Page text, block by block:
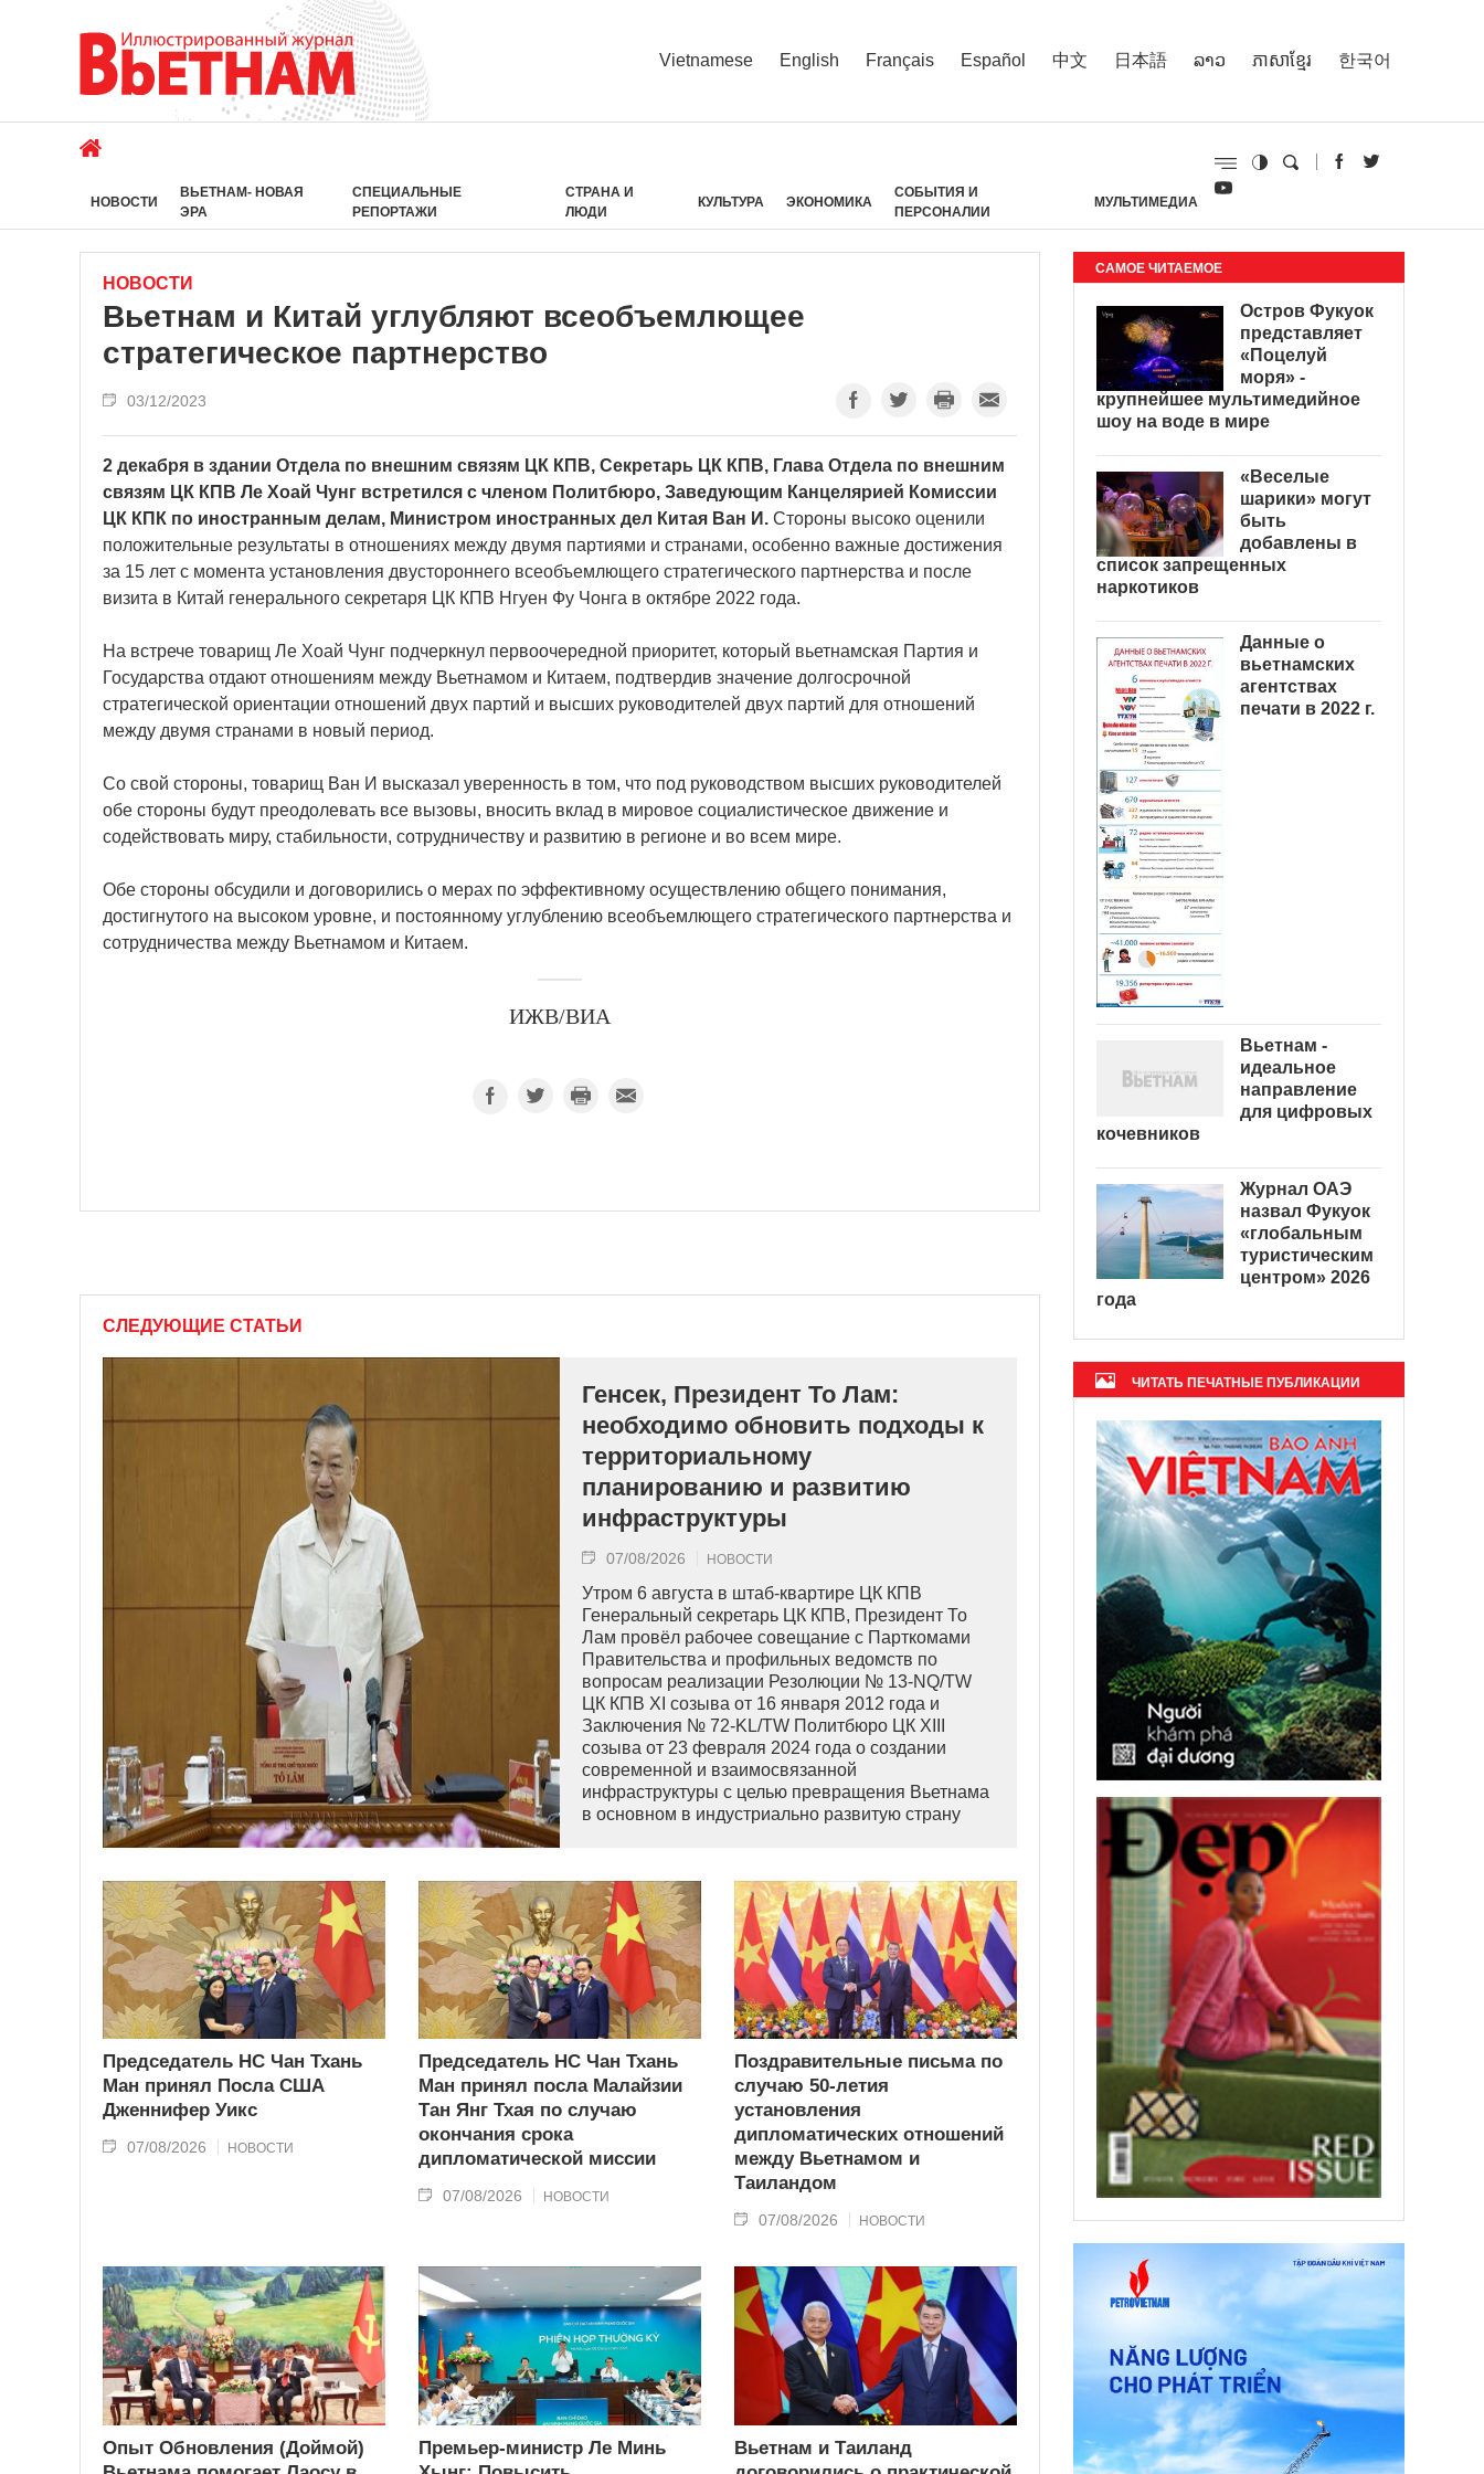
Vietnamese English Français Español 中文 日本語 ລາວ ភាសាខ្មែរ 한국어
НОВОСТИ
ВЬЕТНАМ- НОВАЯ
ЭРА
СПЕЦИАЛЬНЫЕ
РЕПОРТАЖИ
СТРАНА И
ЛЮДИ
КУЛЬТУРА ЭКОНОМИКА
СОБЫТИЯ И
ПЕРСОНАЛИИ
МУЛЬТИМЕДИА
НОВОСТИ
Вьетнам и Китай углубляют всеобъемлющее
стратегическое партнерство
03/12/2023
2 декабря в здании Отдела по внешним связям ЦК КПВ, Секретарь ЦК КПВ, Глава Отдела по внешним
связям ЦК КПВ Ле Хоай Чунг встретился с членом Политбюро, Заведующим Канцелярией Комиссии
ЦК КПК по иностранным делам, Министром иностранных дел Китая Ван И. Стороны высоко оценили
положительные результаты в отношениях между двумя партиями и странами, особенно важные достижения
за 15 лет с момента установления двустороннего всеобъемлющего стратегического партнерства и после
визита в Китай генерального секретаря ЦК КПВ Нгуен Фу Чонга в октябре 2022 года.
На встрече товарищ Ле Хоай Чунг подчеркнул первоочередной приоритет, который вьетнамская Партия и
Государства отдают отношениям между Вьетнамом и Китаем, подтвердив значение долгосрочной
стратегической ориентации отношений двух партий и высших руководителей двух партий для отношений
между двумя странами в новый период.
Со свой стороны, товарищ Ван И высказал уверенность в том, что под руководством высших руководителей
обе стороны будут преодолевать все вызовы, вносить вклад в мировое социалистическое движение и
содействовать миру, стабильности, сотрудничеству и развитию в регионе и во всем мире.
Обе стороны обсудили и договорились о мерах по эффективному осуществлению общего понимания,
достигнутого на высоком уровне, и постоянному углублению всеобъемлющего стратегического партнерства и
сотрудничества между Вьетнамом и Китаем.
ИЖВ/ВИА
СЛЕДУЮЩИЕ СТАТЬИ
Генсек, Президент То Лам:
необходимо обновить подходы к
территориальному
планированию и развитию
инфраструктуры
07/08/2026 НОВОСТИ
Утром 6 августа в штаб-квартире ЦК КПВ
Генеральный секретарь ЦК КПВ, Президент То
Лам провёл рабочее совещание с Парткомами
Правительства и профильных ведомств по
вопросам реализации Резолюции № 13-NQ/TW
ЦК КПВ XI созыва от 16 января 2012 года и
Заключения № 72-KL/TW Политбюро ЦК XIII
созыва от 23 февраля 2024 года о создании
современной и взаимосвязанной
инфраструктуры с целью превращения Вьетнама
в основном в индустриально развитую страну
Председатель НС Чан Тхань
Ман принял Посла США
Дженнифер Уикс
07/08/2026 НОВОСТИ
Председатель НС Чан Тхань
Ман принял посла Малайзии
Тан Янг Тхая по случаю
окончания срока
дипломатической миссии
07/08/2026 НОВОСТИ
Поздравительные письма по
случаю 50-летия
установления
дипломатических отношений
между Вьетнамом и
Таиландом
07/08/2026 НОВОСТИ
Опыт Обновления (Доймой)
Премьер-министр Ле Минь
Вьетнам и Таиланд
САМОЕ ЧИТАЕМОЕ
Остров Фукуок
представляет
«Поцелуй
моря» -
крупнейшее мультимедийное
шоу на воде в мире
«Веселые
шарики» могут
быть
добавлены в
список запрещенных
наркотиков
Данные о
вьетнамских
агентствах
печати в 2022 г.
Вьетнам -
идеальное
направление
для цифровых
кочевников
Журнал ОАЭ
назвал Фукуок
«глобальным
туристическим
центром» 2026
года
ЧИТАТЬ ПЕЧАТНЫЕ ПУБЛИКАЦИИ